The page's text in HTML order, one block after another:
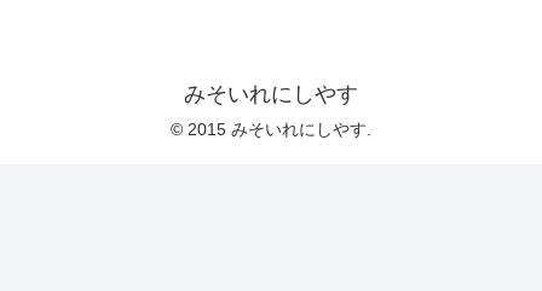
みそいれにしやす
© 2015 みそいれにしやす.